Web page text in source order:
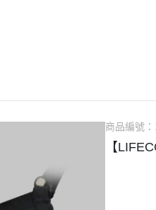
商品編號：
【